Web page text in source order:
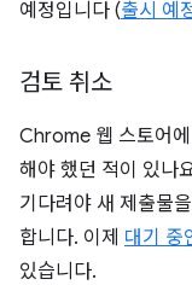
예정입니다 (출시 예
검토 취소
Chrome 웹 스토어
해야 했던 적이 있나
기다려야 새 제출물
합니다. 이제 대기 중
있습니다.